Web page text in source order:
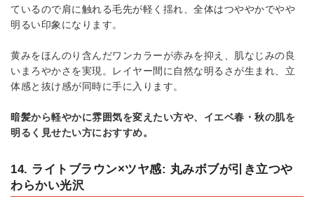
ているので肩に触れる毛先が軽く揺れ、全体はつややかでやや
明るい印象になります。
黄みをほんのり含んだワンカラーが赤みを抑え、肌なじみの良
いまろやかさを実現。レイヤー間に自然な明るさが生まれ、立
体感と抜け感が同時に手に入ります。
暗髪から軽やかに雰囲気を変えたい方や、イエベ春・秋の肌を
明るく見せたい方におすすめ。
14. ライトブラウン×ツヤ感: 丸みボブが引き立つや
わらかい光沢